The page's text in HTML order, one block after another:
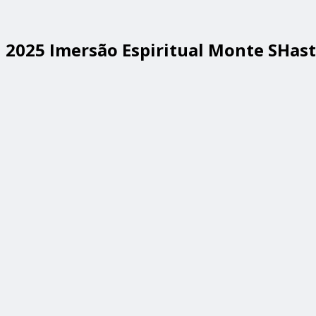
2025 Imersão Espiritual Monte